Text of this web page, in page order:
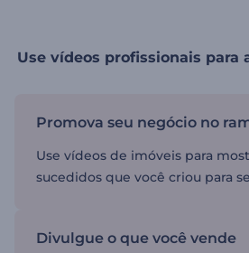
Use vídeos profissionais para
Promova seu negócio no
Use vídeos de imóveis para
sucedidos que você criou para
Divulgue o que você vende